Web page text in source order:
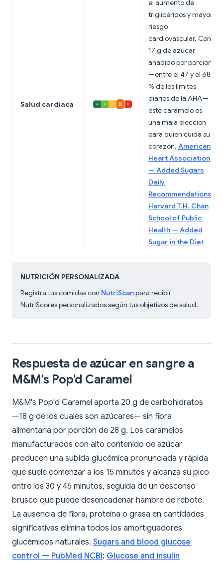
Salud cardíaca
el aumento de
triglicéridos y mayor
riesgo
cardiovascular. Con
17 g de azúcar
añadido por porción
—entre el 47 y el 68
% de los límites
diarios de la AHA—
este caramelo es
una mala elección
para quien cuida su
corazón. American
Heart Association
— Added Sugars
Daily
Recommendations
Harvard T.H. Chan
School of Public
Health — Added
Sugar in the Diet
NUTRICIÓN PERSONALIZADA
Registra tus comidas con NutriScanpara recibir
NutriScores personalizados según tus objetivos de salud.
Respuesta de azúcar en sangre a
M&M's Pop'd Caramel
M&M's Pop'd Caramel aporta 20 g de carbohidratos
—18 g de los cuales son azúcares— sin fibra
alimentaria por porción de 28 g. Los caramelos
manufacturados con alto contenido de azúcar
producen una subida glucémica pronunciada y rápida
que suele comenzar a los 15 minutos y alcanza su pico
entre los 30 y 45 minutos, seguida de un descenso
brusco que puede desencadenar hambre de rebote.
La ausencia de fibra, proteína o grasa en cantidades
significativas elimina todos los amortiguadores
glucémicos naturales. Sugars and blood glucose
control — PubMed NCBI; Glucose and insulin